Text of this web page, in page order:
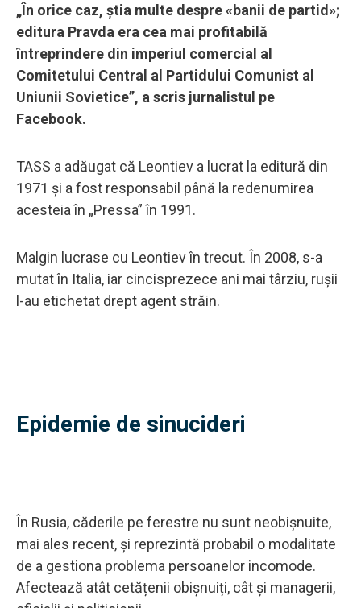
„În orice caz, știa multe despre «banii de partid»;
editura Pravda era cea mai profitabilă
întreprindere din imperiul comercial al
Comitetului Central al Partidului Comunist al
Uniunii Sovietice”, a scris jurnalistul pe
Facebook.
TASS a adăugat că Leontiev a lucrat la editură din
1971 și a fost responsabil până la redenumirea
acesteia în „Pressa” în 1991.
Malgin lucrase cu Leontiev în trecut. În 2008, s-a
mutat în Italia, iar cincisprezece ani mai târziu, rușii
l-au etichetat drept agent străin.
Epidemie de sinucideri
În Rusia, căderile pe ferestre nu sunt neobișnuite,
mai ales recent, și reprezintă probabil o modalitate
de a gestiona problema persoanelor incomode.
Afectează atât cetățenii obișnuiți, cât și managerii,